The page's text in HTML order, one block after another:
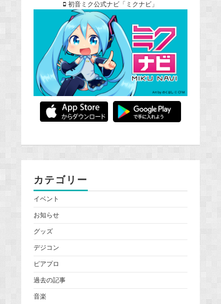
初音ミク公式ナビ「ミクナビ」
カテゴリー
イベント
お知らせ
グッズ
デジコン
ピアプロ
過去の記事
音楽